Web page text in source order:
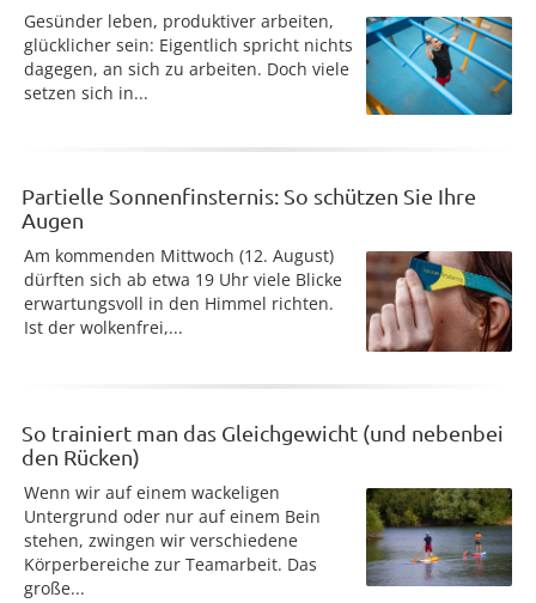
Gesünder leben, produktiver arbeiten,
glücklicher sein: Eigentlich spricht nichts
dagegen, an sich zu arbeiten. Doch viele
setzen sich in...
Partielle Sonnenfinsternis: So schützen Sie Ihre
Augen
Am kommenden Mittwoch (12. August)
dürften sich ab etwa 19 Uhr viele Blicke
erwartungsvoll in den Himmel richten.
Ist der wolkenfrei,...
So trainiert man das Gleichgewicht (und nebenbei
den Rücken)
Wenn wir auf einem wackeligen
Untergrund oder nur auf einem Bein
stehen, zwingen wir verschiedene
Körperbereiche zur Teamarbeit. Das
große...